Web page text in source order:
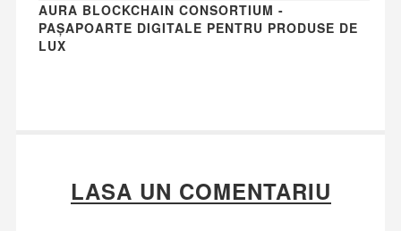
AURA BLOCKCHAIN CONSORTIUM -
PAȘAPOARTE DIGITALE PENTRU PRODUSE DE
LUX
LASA UN COMENTARIU